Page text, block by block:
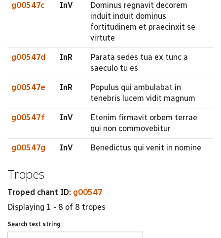
g00547c InV
Dominus regnavit decorem
induit induit dominus
fortitudinem et praecinxit se
virtute
g00547d InR
Parata sedes tua ex tunc a
saeculo tu es
g00547e InR
Populus qui ambulabat in
tenebris lucem vidit magnum
g00547f InV
Etenim firmavit orbem terrae
qui non commovebitur
g00547g InV Benedictus qui venit in nomine
Tropes
Troped chant ID: g00547
Displaying 1 - 8 of 8 tropes
Search text string